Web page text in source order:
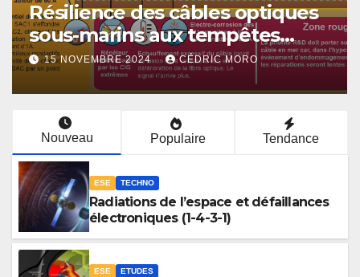
Météorologie de l’espace et
culture du risque en Europe – 3-
1
12 NOVEMBRE 2024 CÉDRIC MORO
Nouveau Populaire Tendance
ESE TECHNO
Radiations de l’espace et défaillances
électroniques (1-4-3-1)
ESE ETUDES